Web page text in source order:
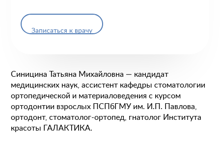
Записаться к врачу
Синицина Татьяна Михайловна — кандидат
медицинских наук, ассистент кафедры стоматологии
ортопедической и материаловедения с курсом
ортодонтии взрослых ПСПбГМУ им. И.П. Павлова,
ортодонт, стоматолог-ортопед, гнатолог Института
красоты ГАЛАКТИКА.